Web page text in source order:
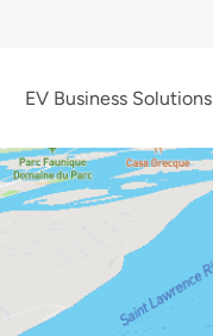
EV Business Solutions